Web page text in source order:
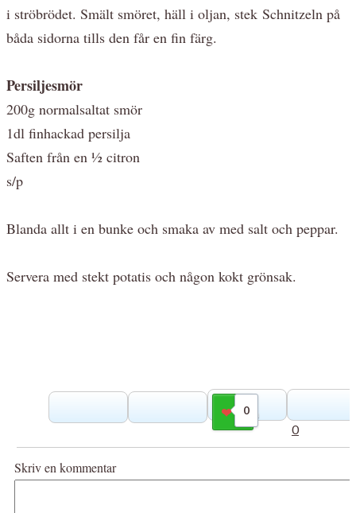
i ströbrödet. Smält smöret, häll i oljan, stek Schnitzeln på
båda sidorna tills den får en fin färg.
Persiljesmör
200g normalsaltat smör
1dl finhackad persilja
Saften från en ½ citron
s/p
Blanda allt i en bunke och smaka av med salt och peppar.
Servera med stekt potatis och någon kokt grönsak.
0
Gilla
0
Skriv en kommentar